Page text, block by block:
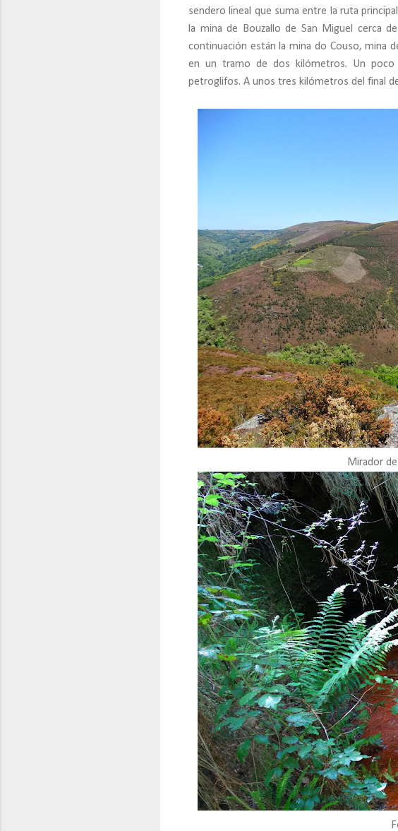
sendero lineal que suma entre la ruta
la mina de Bouzallo de San Miguel cerca
continuación están la mina do Couso, mina
en un tramo de dos kilómetros. Un
petroglifos. A unos tres kilómetros del final
Mirador